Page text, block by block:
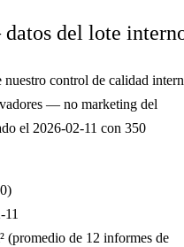
del lote
control de calidad
— no marketing del
el 2026-02-11 con 350
)
11
(promedio de 12 informes de